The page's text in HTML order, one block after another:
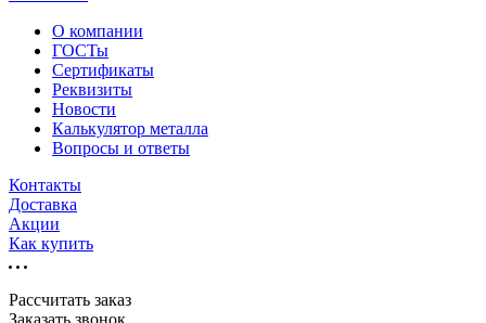
О компании
ГОСТы
Сертификаты
Реквизиты
Новости
Калькулятор металла
Вопросы и ответы
Контакты
Доставка
Акции
Как купить
Рассчитать заказ
Заказать звонок